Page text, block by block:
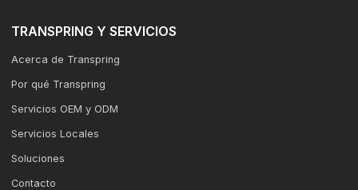
TRANSPRING Y SERVICIOS
Acerca de Transpring
Por qué Transpring
Servicios OEM y ODM
Servicios Locales
Soluciones
Contacto